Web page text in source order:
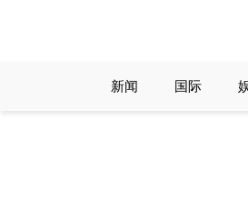
新闻 国际